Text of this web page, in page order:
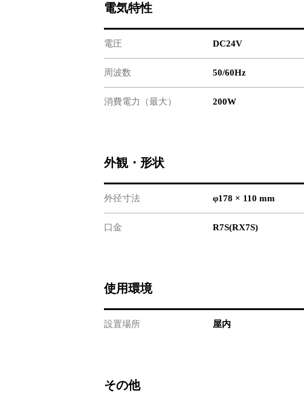
電気特性
電圧 DC24V
周波数 50/60Hz
消費電力（最大） 200W
外観・形状
外径寸法 φ178 × 110 mm
口金 R7S(RX7S)
使用環境
設置場所 屋内
その他